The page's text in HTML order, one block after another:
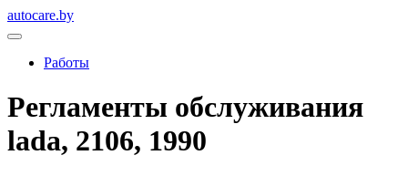
autocare.by
Работы
Регламенты обслуживания
lada, 2106, 1990